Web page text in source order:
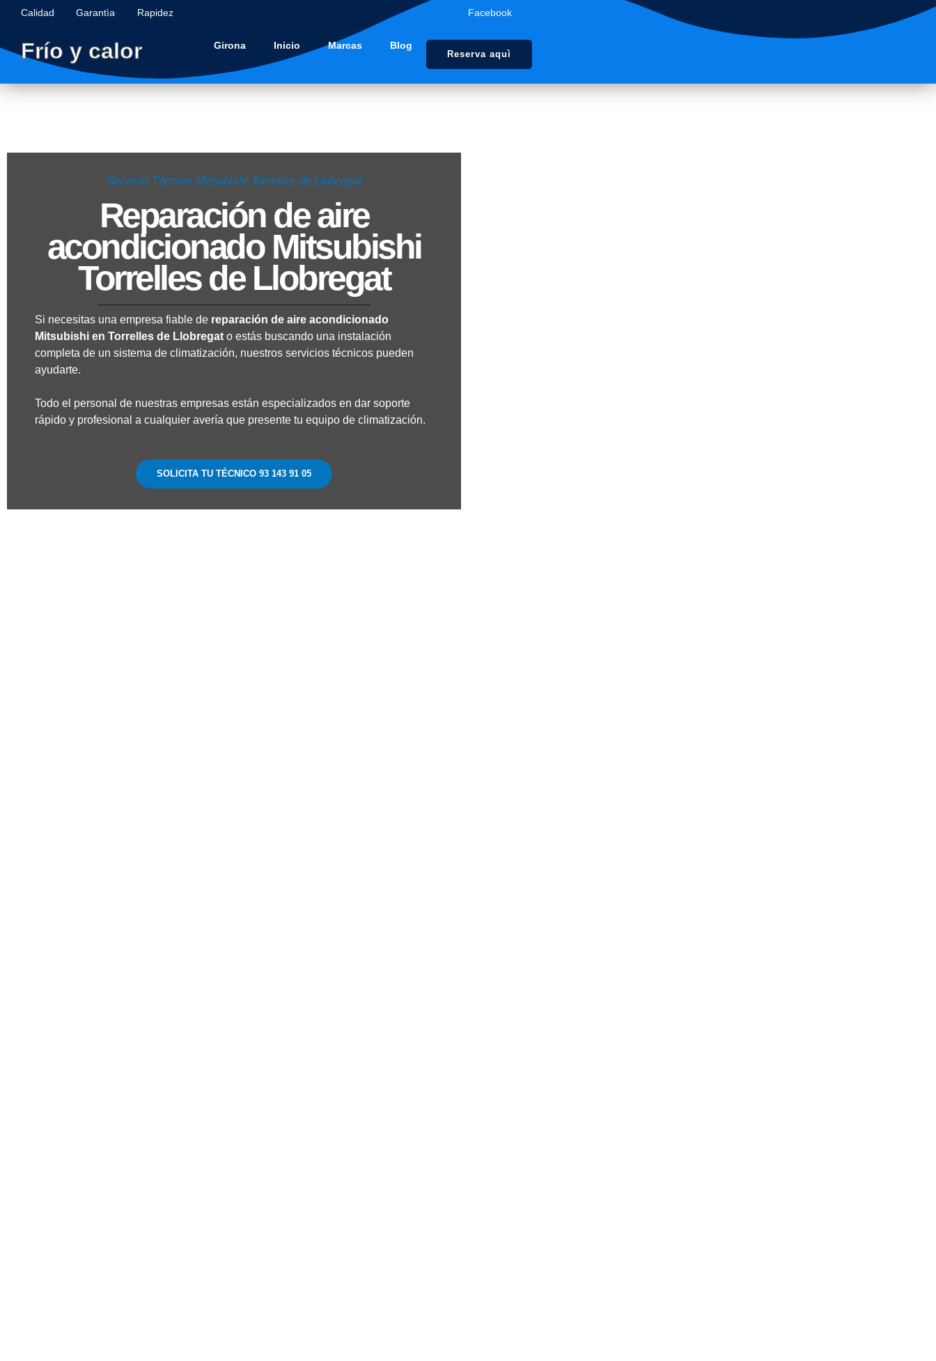
Calidad Garantìa Rapidez Facebook
Frío y calor Girona Inicio Marcas Blog
Reserva aquì
Servicio Técnico Mitsubishi Torrelles de Llobregat
Reparación de aire
acondicionado Mitsubishi
Torrelles de Llobregat
Si necesitas una empresa fiable de reparación de aire acondicionado
Mitsubishi en Torrelles de Llobregat o estás buscando una instalación
completa de un sistema de climatización, nuestros servicios técnicos pueden
ayudarte.
Todo el personal de nuestras empresas están especializados en dar soporte
rápido y profesional a cualquier avería que presente tu equipo de climatización.
SOLICITA TU TÉCNICO 93 143 91 05